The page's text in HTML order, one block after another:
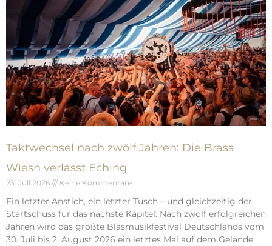
Taktwechsel nach zwölf Jahren: Die Brass
Wiesn verlässt Eching
23. Juli 2026 Keine Kommentare
Ein letzter Anstich, ein letzter Tusch – und gleichzeitig der
Startschuss für das nächste Kapitel: Nach zwölf erfolgreichen
Jahren wird das größte Blasmusikfestival Deutschlands vom
30. Juli bis 2. August 2026 ein letztes Mal auf dem Gelände